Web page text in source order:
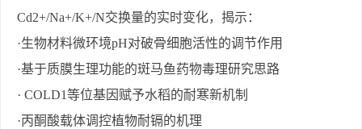
Cd2+/Na+/K+/N交换量的实时变化，揭示：
·生物材料微环境pH对破骨细胞活性的调节作用
·基于质膜生理功能的斑马鱼药物毒理研究思路
· COLD1等位基因赋予水稻的耐寒新机制
·丙酮酸载体调控植物耐镉的机理